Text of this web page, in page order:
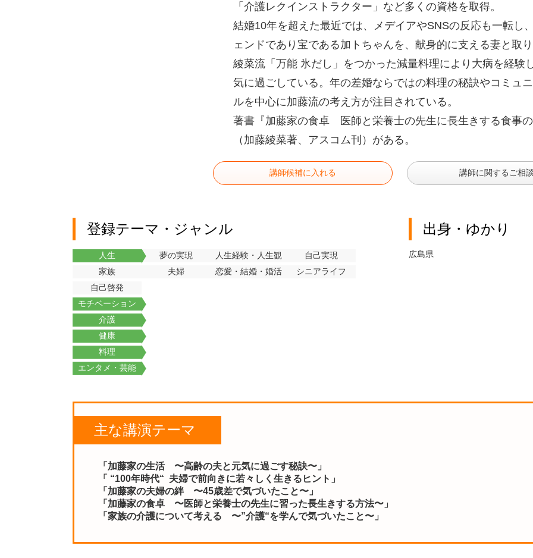
「介護レクインストラクター」など多くの資格を取得。
結婚10年を超えた最近では、メデイアやSNSの反応も一転し
ェンドであり宝である加トちゃんを、献身的に支える妻と取
綾菜流「万能 氷だし」をつかった減量料理により大病を経験
気に過ごしている。年の差婚ならではの料理の秘訣やコミュ
ルを中心に加藤流の考え方が注目されている。
著書『加藤家の食卓 医師と栄養士の先生に長生きする食事の
（加藤綾菜著、アスコム刊）がある。
講師候補に入れる 講師に関するご相談
登録テーマ・ジャンル
人生 夢の実現 人生経験・人生観
自己実現
家族
夫婦 恋愛・結婚・婚活
シニアライフ
自己啓発
モチベーション
介護
健康
料理
エンタメ・芸能
出身・ゆかり
広島県
主な講演テーマ
「加藤家の生活 〜高齢の夫と元気に過ごす秘訣〜」
「 “100年時代“ 夫婦で前向きに若々しく生きるヒント」
「加藤家の夫婦の絆 〜45歳差で気づいたこと〜」
「加藤家の食卓 〜医師と栄養士の先生に習った長生きする方法〜」
「家族の介護について考える 〜”介護“を学んで気づいたこと〜」